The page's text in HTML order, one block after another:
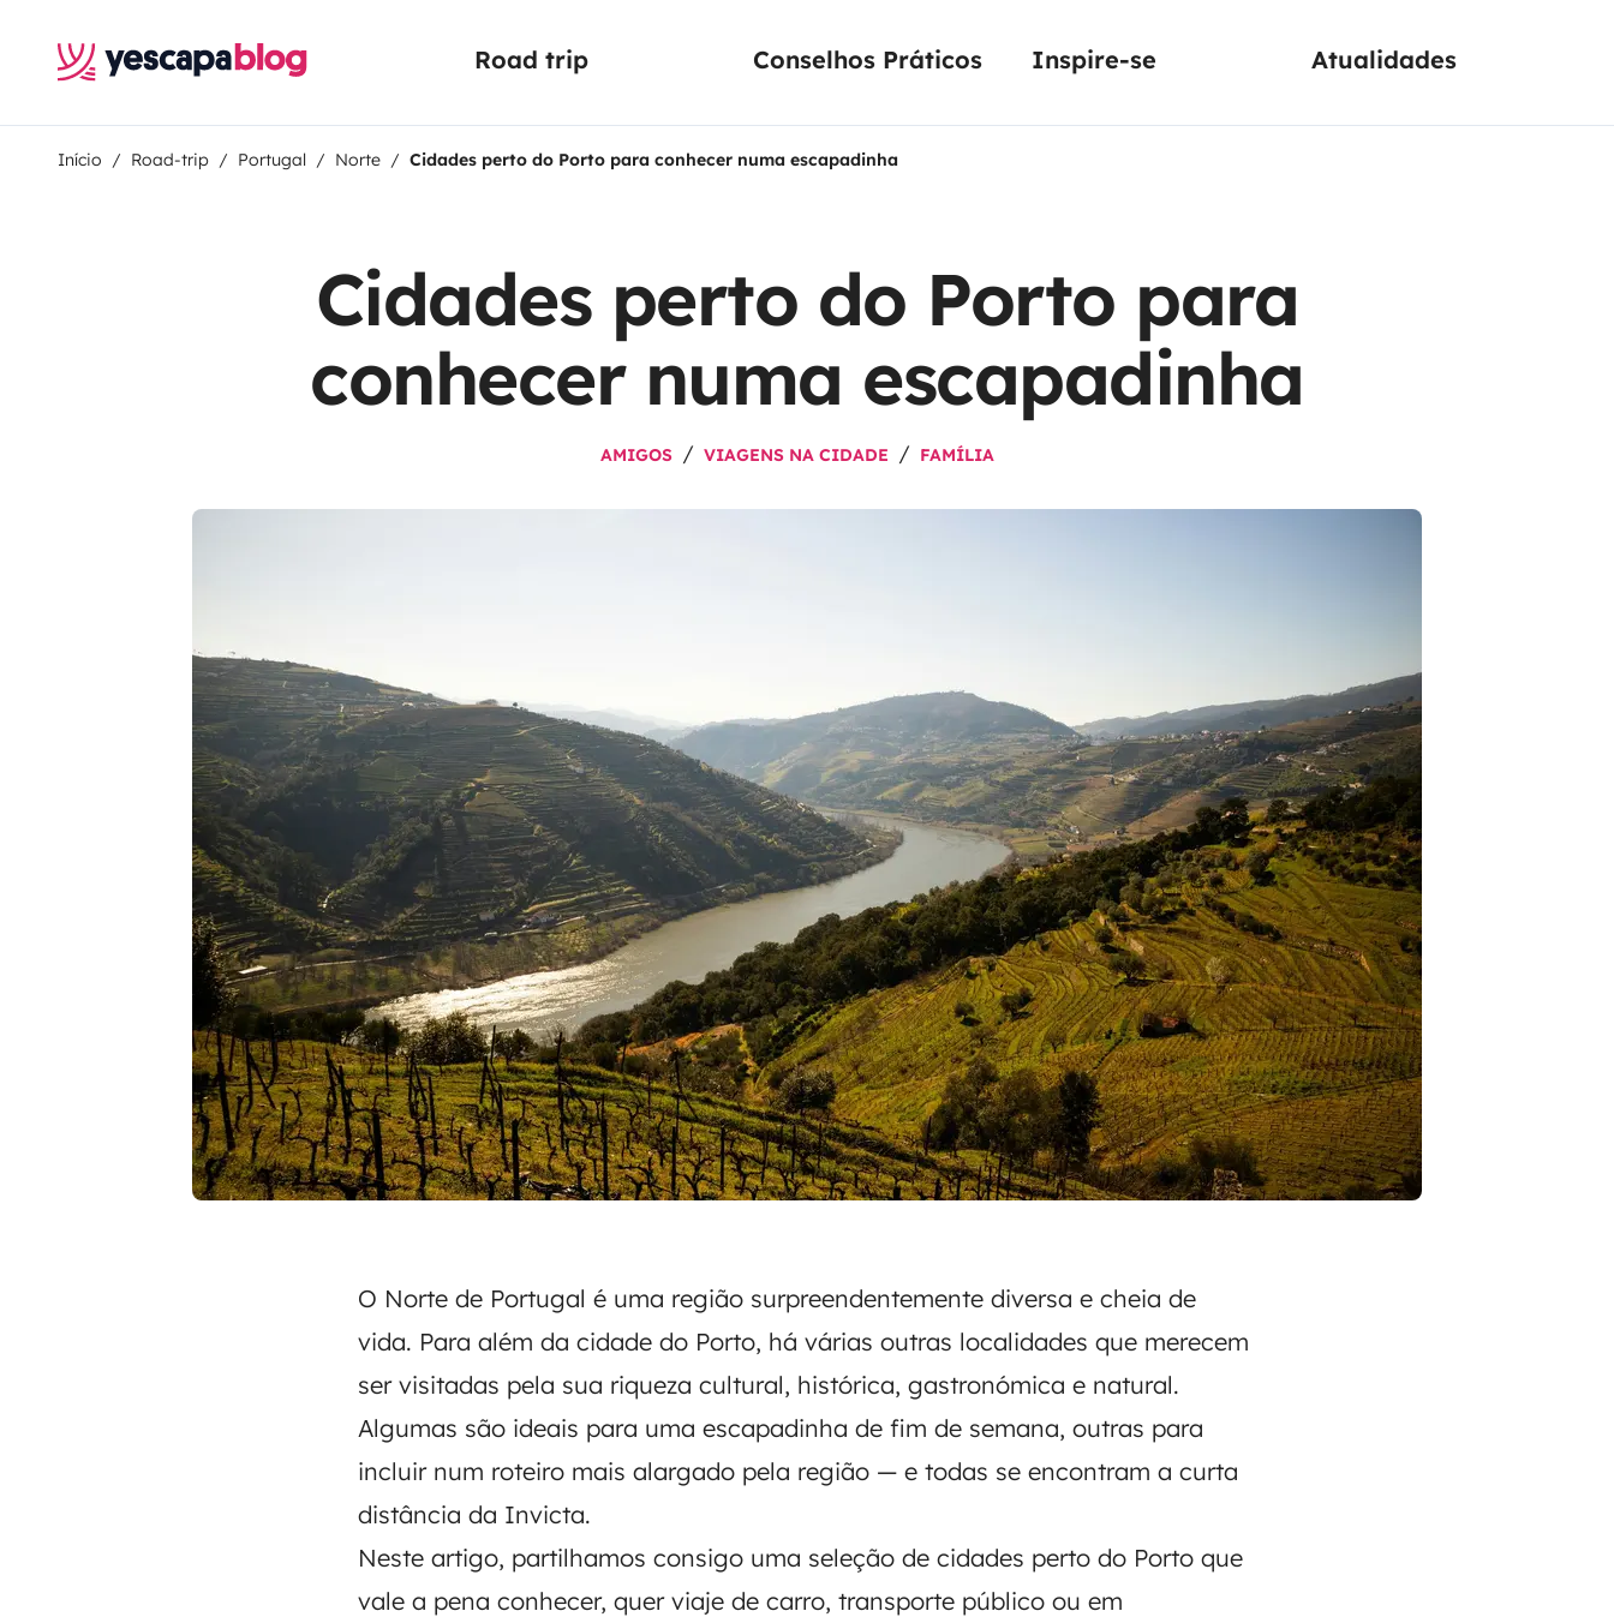
Road trip Conselhos Práticos Inspire-se Atualidades
Início Road-trip Portugal Norte Cidades perto do Porto para conhecer numa escapadinha
Cidades perto do Porto para
conhecer numa escapadinha
AMIGOS VIAGENS NA CIDADE FAMÍLIA
O Norte de Portugal é uma região surpreendentemente diversa e cheia de
vida. Para além da cidade do Porto, há várias outras localidades que merecem
ser visitadas pela sua riqueza cultural, histórica, gastronómica e natural.
Algumas são ideais para uma escapadinha de fim de semana, outras para
incluir num roteiro mais alargado pela região — e todas se encontram a curta
distância da Invicta.
Neste artigo, partilhamos consigo uma seleção de cidades perto do Porto que
vale a pena conhecer, quer viaje de carro, transporte público ou em